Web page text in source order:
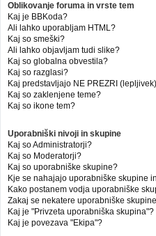
Oblikovanje foruma in vrste tem
Kaj je BBKoda?
Ali lahko uporabljam HTML?
Kaj so smeški?
Ali lahko objavljam tudi slike?
Kaj so globalna obvestila?
Kaj so razglasi?
Kaj predstavljajo NE PREZRI
Kaj so zaklenjene teme?
Kaj so ikone tem?
Uporabniški nivoji in skupine
Kaj so Administratorji?
Kaj so Moderatorji?
Kaj so uporabniške skupine?
Kje se nahajajo uporabniške skupine
Kako postanem vodja uporabniške
Zakaj se nekatere uporabniške
Kaj je "Privzeta uporabniška skupina"?
Kaj je povezava "Ekipa"?